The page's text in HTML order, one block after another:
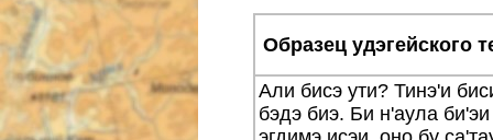
Образец удэгейского
Али бисэ ути? Тинэ'и
бэдэ биэ. Би н'аула би'эи